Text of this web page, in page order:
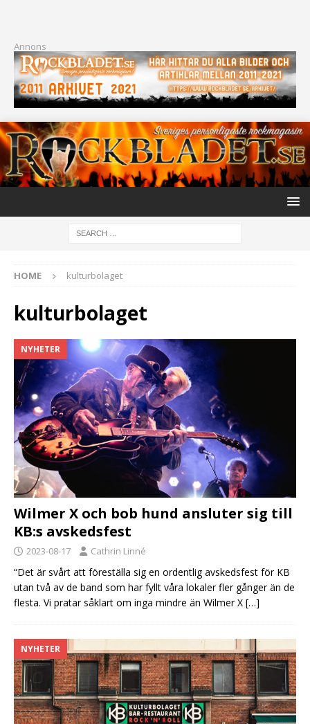
Annons
HOME kulturbolaget
kulturbolaget
NYHETER
Wilmer X och bob hund ansluter sig till
KB:s avskedsfest
2023-08-17 Cathrin Linné
“Det är svårt att föreställa sig en ordentlig avskedsfest för KB
utan två av de band som har fyllt våra lokaler fler gånger än de
flesta. Vi pratar såklart om inga mindre än Wilmer X […]
NYHETER